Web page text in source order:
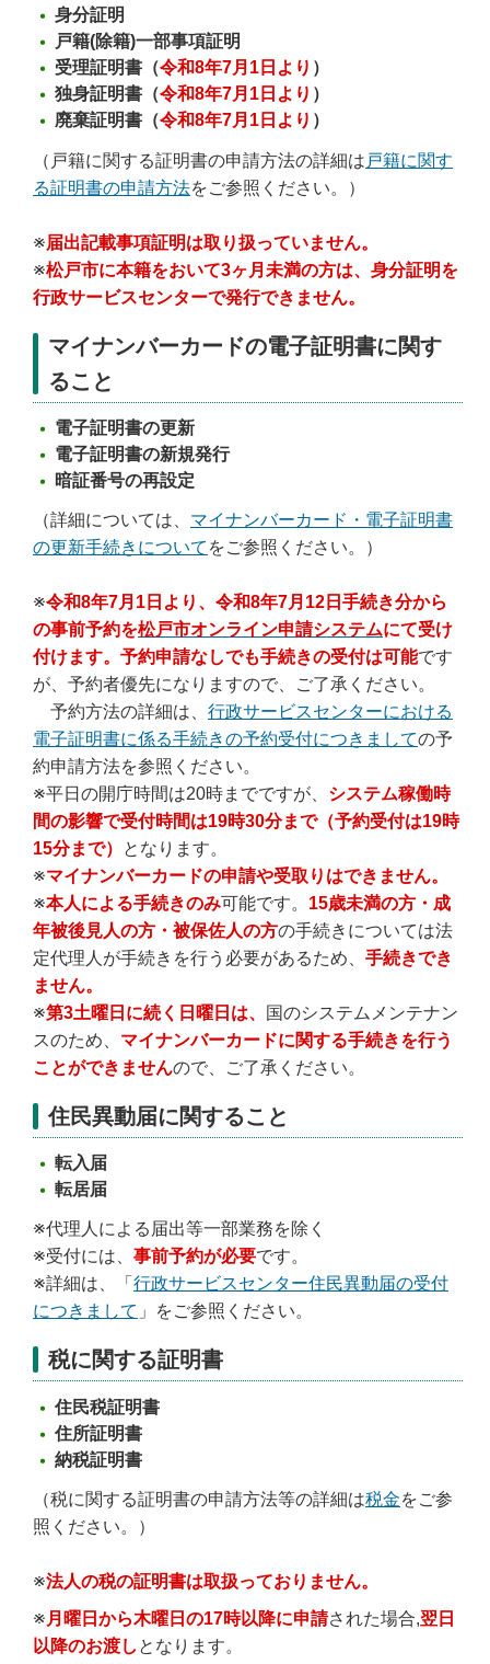
身分証明
戸籍(除籍)一部事項証明
受理証明書（令和8年7月1日より ）
独身証明書（令和8年7月1日より ）
廃棄証明書（令和8年7月1日より ）
（戸籍に関する証明書の申請方法の詳細は 戸籍に関す
る証明書の申請方法をご参照ください。）
※届出記載事項証明は取り扱っていません。
※松戸市に本籍をおいて3ヶ月未満の方は、身分証明を
行政サービスセンターで発行できません。
マイナンバーカードの電子証明書に関す
ること
電子証明書の更新
電子証明書の新規発行
暗証番号の再設定
（詳細については、 マイナンバーカード・電子証明書
の更新手続きについて をご参照ください。）
※令和8年7月1日より、令和8年7月12日手続き分から
の事前予約を松戸市オンライン申請システムにて受け
付けます。予約申請なしでも手続きの受付は可能です
が、予約者優先になりますので、ご了承ください。
予約方法の詳細は、 行政サービスセンターにおける
電子証明書に係る手続きの予約受付につきましての予
約申請方法を参照ください。
※平日の開庁時間は20時までですが、 システム稼働時
間の影響で受付時間は19時30分まで（予約受付は19時
15分まで）
となります。
※マイナンバーカードの申請や受取りはできません。
※本人による手続きのみ可能です。 15歳未満の方・成
年被後見人の方・被保佐人の方の手続きについては法
定代理人が手続きを行う必要があるため、 手続きでき
ません。
※第3土曜日に続く日曜日は、
国のシステムメンテナン
スのため、 マイナンバーカードに関する手続きを行う
ことができませんので、ご了承ください。
住民異動届に関すること
転入届
転居届
※代理人による届出等一部業務を除く
※受付には、 事前予約が必要です。
※詳細は、「 行政サービスセンター住民異動届の受付
につきまして 」をご参照ください。
税に関する証明書
住民税証明書
住所証明書
納税証明書
（税に関する証明書の申請方法等の詳細は税金をご参
照ください。）
※法人の税の証明書は取扱っておりません。
※ 月曜日から木曜日の17時以降に申請された場合,翌日
以降のお渡し となります。